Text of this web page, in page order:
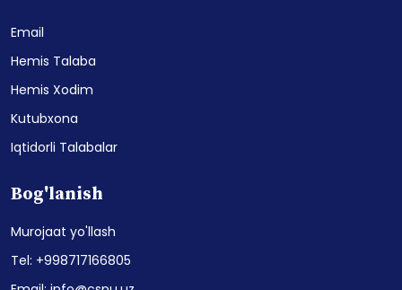
Email
Hemis Talaba
Hemis Xodim
Kutubxona
Iqtidorli Talabalar
Bog'lanish
Murojaat yo'llash
Tel: +998717166805